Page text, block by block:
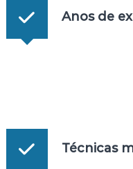
Anos de
Técnicas